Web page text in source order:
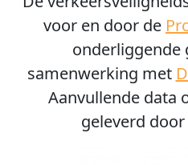
voor en door de
onderliggende
samenwerking met
Aanvullende data
geleverd door